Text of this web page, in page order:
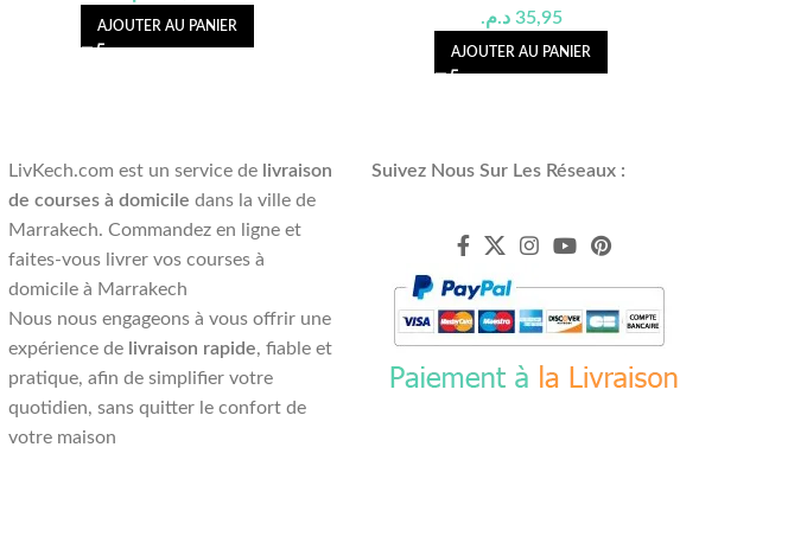
AJOUTER AU PANIER
35,95 د.م.
AJOUTER AU PANIER
LivKech.com est un service de livraison
de courses à domicile dans la ville de
Marrakech. Commandez en ligne et
faites-vous livrer vos courses à
domicile à Marrakech
Nous nous engageons à vous offrir une
expérience de livraison rapide, fiable et
pratique, afin de simplifier votre
quotidien, sans quitter le confort de
votre maison
Suivez Nous Sur Les Réseaux :